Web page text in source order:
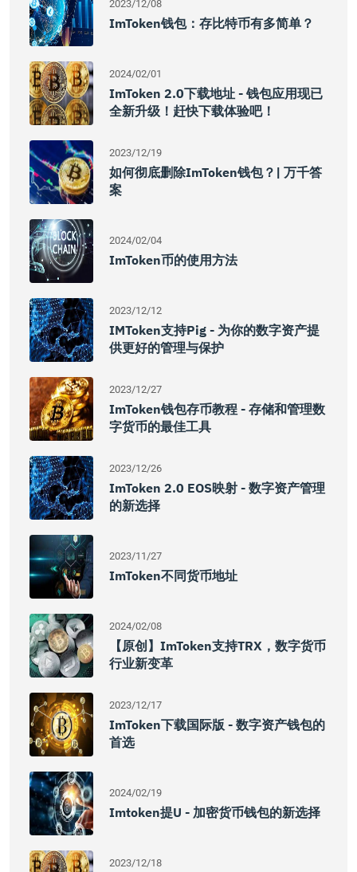
2023/12/08
ImToken钱包：存比特币有多简单？
2024/02/01
ImToken 2.0下载地址 - 钱包应用现已
全新升级！赶快下载体验吧！
2023/12/19
如何彻底删除imToken钱包？| 万千答
案
2024/02/04
ImToken币的使用方法
2023/12/12
IMToken支持Pig - 为你的数字资产提
供更好的管理与保护
2023/12/27
ImToken钱包存币教程 - 存储和管理数
字货币的最佳工具
2023/12/26
ImToken 2.0 EOS映射 - 数字资产管理
的新选择
2023/11/27
ImToken不同货币地址
2024/02/08
【原创】imToken支持TRX，数字货币
行业新变革
2023/12/17
ImToken下载国际版 - 数字资产钱包的
首选
2024/02/19
Imtoken提u - 加密货币钱包的新选择
2023/12/18